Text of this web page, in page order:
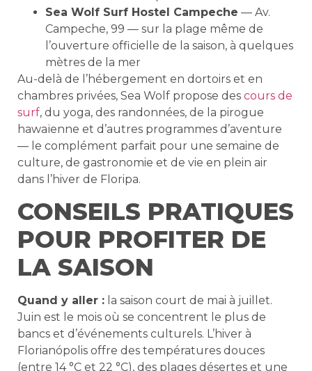
Sea Wolf Surf Hostel Campeche — Av.
Campeche, 99 — sur la plage même de
l’ouverture officielle de la saison, à quelques
mètres de la mer
Au-delà de l’hébergement en dortoirs et en
chambres privées, Sea Wolf propose des cours de
surf, du yoga, des randonnées, de la pirogue
hawaïenne et d’autres programmes d’aventure
— le complément parfait pour une semaine de
culture, de gastronomie et de vie en plein air
dans l’hiver de Floripa.
CONSEILS PRATIQUES
POUR PROFITER DE
LA SAISON
Quand y aller : la saison court de mai à juillet.
Juin est le mois où se concentrent le plus de
bancs et d’événements culturels. L’hiver à
Florianópolis offre des températures douces
(entre 14 °C et 22 °C), des plages désertes et une